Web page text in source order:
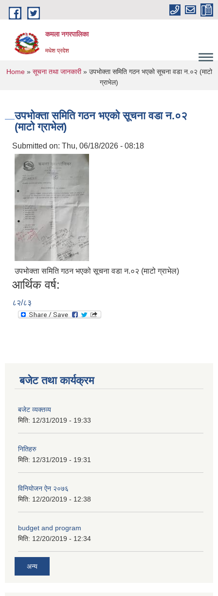
Skip to main content
कमला नगरपालिका
मधेश प्रदेश
You are here
Home» सूचना तथा जानकारी» उपभोक्ता समिति गठन भएको सूचना वडा न.०२ (माटो
ग्राभेल)
उपभोक्ता समिति गठन भएको सूचना वडा न.०२
(माटो ग्राभेल)
Submitted on: Thu, 06/18/2026 - 08:18
उपभोक्ता समिति गठन भएको सूचना वडा न.०२ (माटो ग्राभेल)
आर्थिक वर्ष:
८२/८३
बजेट तथा कार्यक्रम
बजेट व्यक्तव्य
मिति: 12/31/2019 - 19:33
नितिहरु
मिति: 12/31/2019 - 19:31
विनियोजन ऐन २०७६
मिति: 12/20/2019 - 12:38
budget and program
मिति: 12/20/2019 - 12:34
अन्य